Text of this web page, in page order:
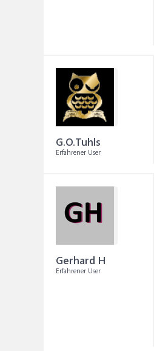
G.O.Tuhls
Erfahrener User
Gerhard H
Erfahrener User